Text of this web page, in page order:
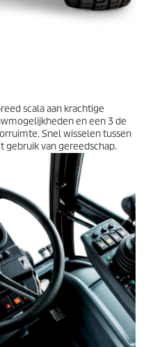
scala aan krachtige
en een 3 de
Snel wisselen tussen
van gereedschap.